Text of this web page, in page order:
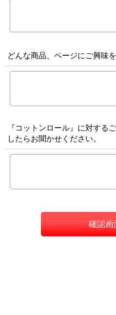
どんな商品、ページにご興味
『コットンロール』に対する
したらお聞かせください。
確認画